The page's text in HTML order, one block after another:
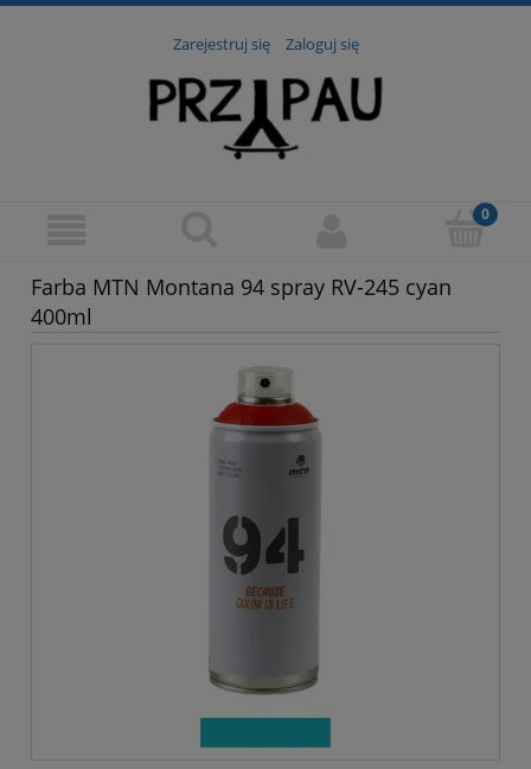
Zarejestruj się Zaloguj się
Farba MTN Montana 94 spray RV-245 cyan
400ml